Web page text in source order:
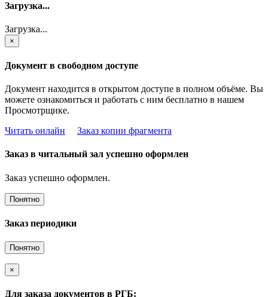
Загрузка...
Загрузка...
×
Документ в свободном доступе
Документ находится в открытом доступе в полном объёме. Вы
можете ознакомиться и работать с ним бесплатно в нашем
Просмотрщике.
Читать онлайн
Заказ копии фрагмента
Заказ в читальный зал успешно оформлен
Заказ успешно оформлен.
Понятно
Заказ периодики
Понятно
×
Для заказа документов в РГБ: